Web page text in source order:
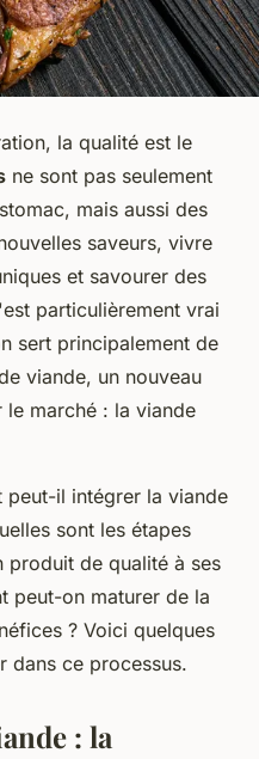
la qualité est le
ne sont pas seulement
mais aussi des
saveurs, vivre
et savourer des
particulièrement vrai
sert principalement de
viande, un nouveau
marché : la viande
peut-il intégrer la viande
sont les étapes
produit de qualité à ses
peut-on maturer de la
? Voici quelques
dans ce processus.
: la